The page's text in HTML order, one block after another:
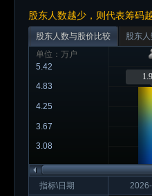
股东人数越少，则代表筹码
股东人数与股价比较
股东
单位：万户
3.08
3.67
4.25
4.83
5.42
指标\日期